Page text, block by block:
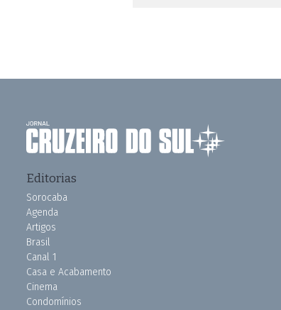
Editorias
Sorocaba
Agenda
Artigos
Brasil
Canal 1
Casa e Acabamento
Cinema
Condomínios